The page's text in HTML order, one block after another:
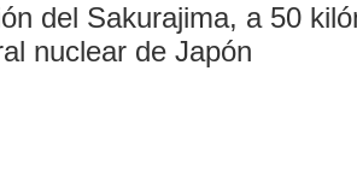
del Sakurajima, a 50
nuclear de Japón